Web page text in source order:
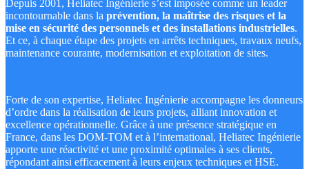
Depuis 2001, Heliatec Ingénierie s’est imposée comme un leader
incontournable dans la prévention, la maîtrise des risques et la
mise en sécurité des personnels et des installations industrielles.
Et ce, à chaque étape des projets en arrêts techniques, travaux neufs,
maintenance courante, modernisation et exploitation de sites.
Forte de son expertise, Heliatec Ingénierie accompagne les donneurs
d’ordre dans la réalisation de leurs projets, alliant innovation et
excellence opérationnelle. Grâce à une présence stratégique en
France, dans les DOM-TOM et à l’international, Heliatec Ingénierie
apporte une réactivité et une proximité optimales à ses clients,
répondant ainsi efficacement à leurs enjeux techniques et HSE.